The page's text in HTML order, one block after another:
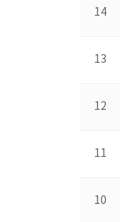
14
13
12
11
10